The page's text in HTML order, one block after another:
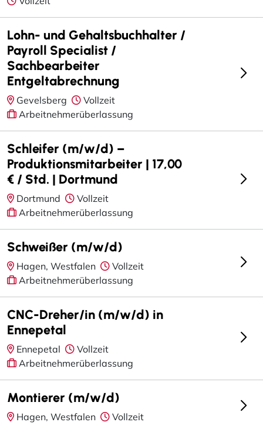
Lohn- und Gehaltsbuchhalter /
Payroll Specialist /
Sachbearbeiter
Entgeltabrechnung
Gevelsberg
Vollzeit
Arbeitnehmerüberlassung
Schleifer (m/w/d) –
Produktionsmitarbeiter | 17,00
€ / Std. | Dortmund
Dortmund
Vollzeit
Arbeitnehmerüberlassung
Schweißer (m/w/d)
Hagen, Westfalen
Vollzeit
Arbeitnehmerüberlassung
CNC-Dreher/in (m/w/d) in
Ennepetal
Ennepetal
Vollzeit
Arbeitnehmerüberlassung
Montierer (m/w/d)
Hagen, Westfalen Vollzeit